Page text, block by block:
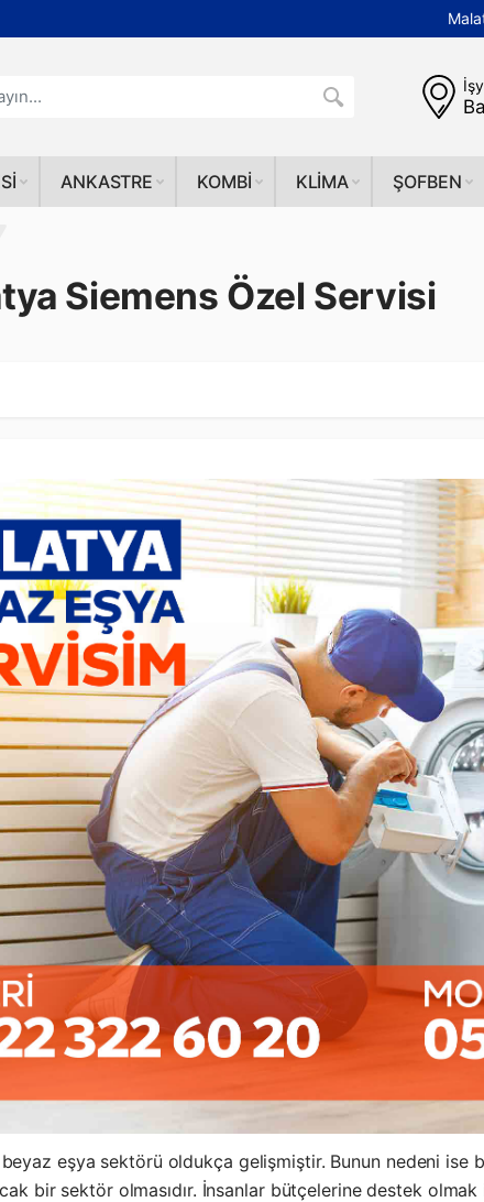
ANKASTRE KOMBI KLIMA ŞOFBEN
Siemens Özel Servisi
eşya sektörü oldukça gelişmiştir. Bunun nedeni ise
bir sektör olmasıdır. İnsanlar bütçelerine destek